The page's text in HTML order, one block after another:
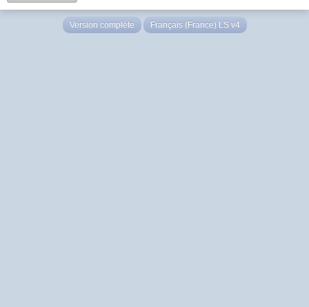
Version complète Français (France) LS v4